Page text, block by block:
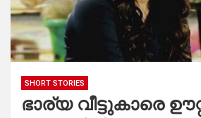
SHORT STORIES
ഭാര്യ വീട്ടുകാരെ